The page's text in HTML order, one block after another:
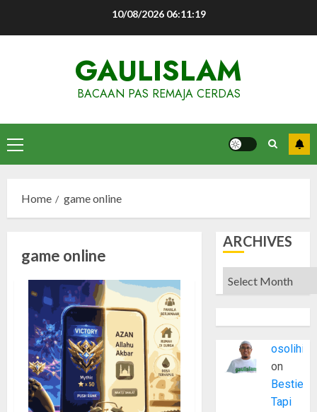
10/08/2026 06:11:19
GAULISLAM
BACAAN PAS REMAJA CERDAS
Primary
Menu
Home game online
game online
ARCHIVES
Archives
osolihin
on
Bestie
Tapi